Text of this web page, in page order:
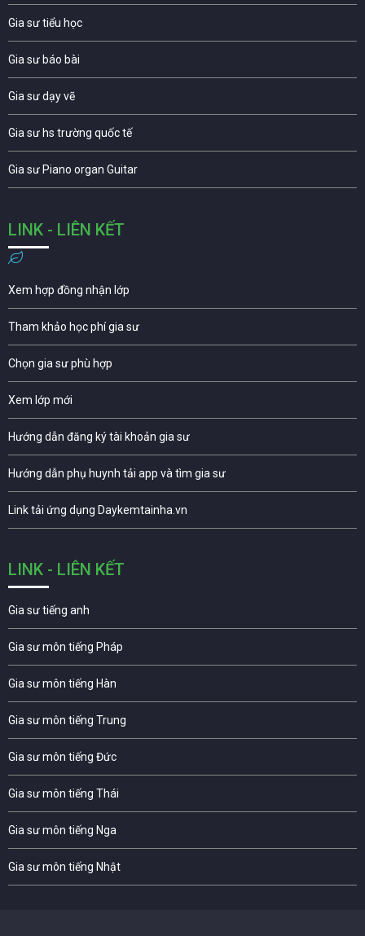
Gia sư tiểu học
Gia sư báo bài
Gia sư dạy vẽ
Gia sư hs trường quốc tế
Gia sư Piano organ Guitar
LINK - LIÊN KẾT
Xem hợp đồng nhận lớp
Tham khảo học phí gia sư
Chọn gia sư phù hợp
Xem lớp mới
Hướng dẫn đăng ký tài khoản gia sư
Hướng dẫn phụ huynh tải app và tìm gia sư
Link tải ứng dụng Daykemtainha.vn
LINK - LIÊN KẾT
Gia sư tiếng anh
Gia sư môn tiếng Pháp
Gia sư môn tiếng Hàn
Gia sư môn tiếng Trung
Gia sư môn tiếng Đức
Gia sư môn tiếng Thái
Gia sư môn tiếng Nga
Gia sư môn tiếng Nhật